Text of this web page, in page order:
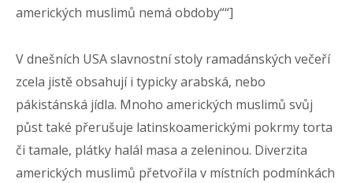
amerických muslimů nemá obdoby““]
V dnešních USA slavnostní stoly ramadánských večeří
zcela jistě obsahují i typicky arabská, nebo
pákistánská jídla. Mnoho amerických muslimů svůj
půst také přerušuje latinskoamerickými pokrmy torta
či tamale, plátky halál masa a zeleninou. Diverzita
amerických muslimů přetvořila v místních podmínkách